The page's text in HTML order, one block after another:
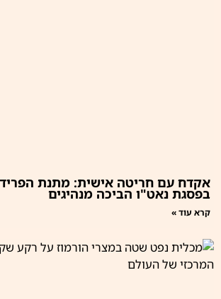
אקדח עם חריטה אישית: מתנת
בפסגת נאט"ו הביכה מנהיגים
קרא עוד »